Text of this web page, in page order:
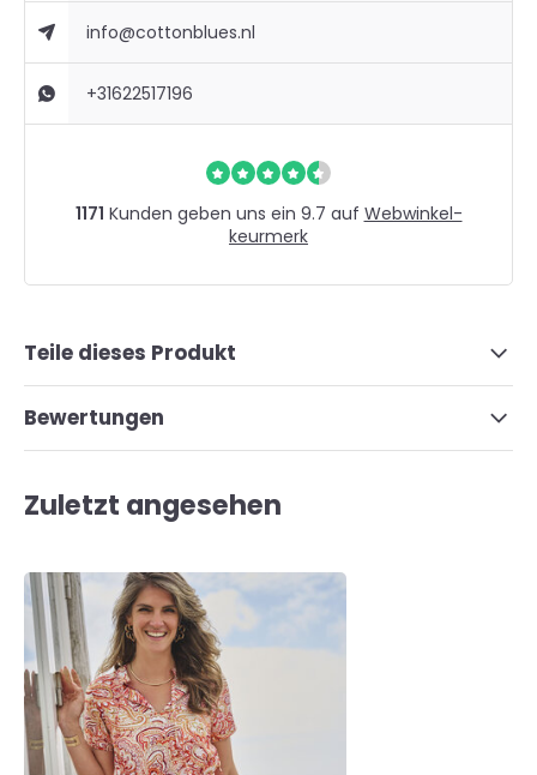
info@cottonblues.nl
+31622517196
1171 Kunden geben uns ein 9.7 auf Webwinkel-
keurmerk
Teile dieses Produkt
Bewertungen
Zuletzt angesehen